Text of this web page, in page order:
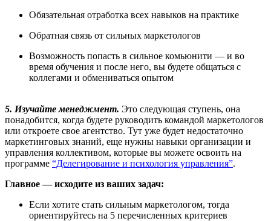
Обязательная отработка всех навыков на практике
Обратная связь от сильных маркетологов
Возможность попасть в сильное комьюнити — и во
время обучения и после него, вы будете общаться с
коллегами и обмениваться опытом
5. Изучайте менеджмент. Это следующая ступень, она
понадобится, когда будете руководить командой маркетологов
или откроете свое агентство. Тут уже будет недостаточно
маркетинговых знаний, еще нужны навыки организации и
управления коллективом, которые вы можете освоить на
программе “Делегирование и психология управления”.
Главное — исходите из ваших задач:
Если хотите стать сильным маркетологом, тогда
ориентируйтесь на 5 перечисленных критериев